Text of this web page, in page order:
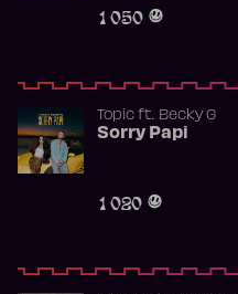
1 050
Topicft. Becky G
Sorry Papi
1 020